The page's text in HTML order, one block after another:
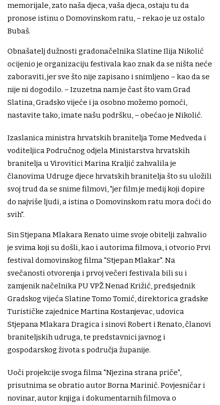
memorijale, zato naša djeca, vaša djeca, ostaju tu da
pronose istinu o Domovinskom ratu, – rekao je uz ostalo
Bubaš.
Obnašatelj dužnosti gradonačelnika Slatine Ilija Nikolić
ocijenio je organizaciju festivala kao znak da se ništa neće
zaboraviti, jer sve što nije zapisano i snimljeno – kao da se
nije ni dogodilo. – Izuzetna nam je čast što vam Grad
Slatina, Gradsko vijeće i ja osobno možemo pomoći,
nastavite tako, imate našu podršku, – obećao je Nikolić.
Izaslanica ministra hrvatskih branitelja Tome Medveda i
voditeljica Područnog odjela Ministarstva hrvatskih
branitelja u Virovitici Marina Kraljić zahvalila je
članovima Udruge djece hrvatskih branitelja što su uložili
svoj trud da se snime filmovi, "jer film je medij koji dopire
do najviše ljudi, a istina o Domovinskom ratu mora doći do
svih".
Sin Stjepana Mlakara Renato uime svoje obitelji zahvalio
je svima koji su došli, kao i autorima filmova, i otvorio Prvi
festival domovinskog filma "Stjepan Mlakar". Na
svečanosti otvorenja i prvoj večeri festivala bili su i
zamjenik načelnika PU VPŽ Nenad Križić, predsjednik
Gradskog vijeća Slatine Tomo Tomić, direktorica gradske
Turističke zajednice Martina Kostanjevac, udovica
Stjepana Mlakara Dragica i sinovi Robert i Renato, članovi
braniteljskih udruga, te predstavnici javnog i
gospodarskog života s područja županije.
Uoči projekcije svoga filma "Njezina strana priče",
prisutnima se obratio autor Borna Marinić. Povjesničar i
novinar, autor knjiga i dokumentarnih filmova o